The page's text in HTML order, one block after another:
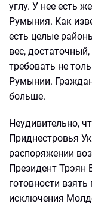
углу. У нее есть
Румыния. Как
есть целые
вес,
требовать не
Румынии.
больше.
Неудивительно,
Приднестровья
распоряжении
Президент Трэян
готовности
исключения